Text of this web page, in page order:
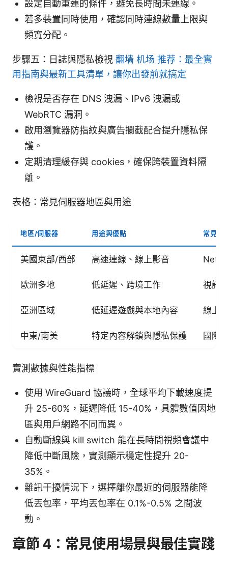
設定自動重連的條件，避免長時間未連線。
若多裝置同時使用，確認同時連線數量上限與
頻寬分配。
步驟五：日誌與隱私檢視 翻墙 机场 推荐：最全實
用指南與最新工具清單，讓你出發前就搞定
檢視是否存在 DNS 洩漏、IPv6 洩漏或
WebRTC 漏洞。
啟用瀏覽器防指紋與廣告攔截配合提升隱私保
護。
定期清理緩存與 cookies，確保跨裝置資料隔
離。
表格：常見伺服器地區與用途
地區/伺服器 用途與優點 常見用
美國東部/西部 高速連線、線上影音
歐洲多地 低延遲、跨境工作 視訊
亞洲區域 低延遲遊戲與本地內容 線上
中東/南美 特定內容解鎖與隱私保護 國際
實測數據與性能指標
使用 WireGuard 協議時，全球平均下載速度提
升 25-60%，延遲降低 15-40%，具體數值因地
區與用戶網路不同而異。
自動斷線與 kill switch 能在長時間視頻會議中
降低中斷風險，實測顯示穩定性提升 20-
35%。
雜訊干擾情況下，選擇離你最近的伺服器能降
低丟包率，平均丟包率在 0.1%-0.5% 之間波
動。
章節 4：常見使用場景與最佳實踐